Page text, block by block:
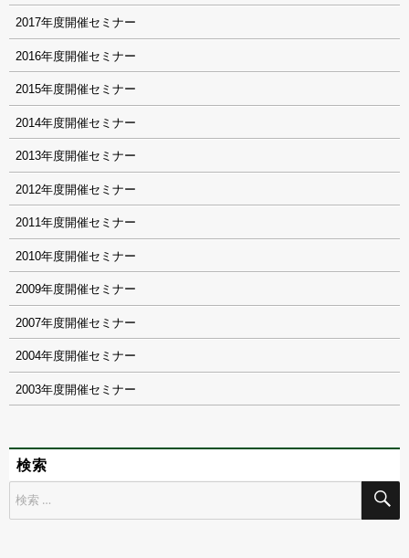
2017
2016
2015
2014
2013
2012
2011
2010
2009
2007
2004
2003
検索